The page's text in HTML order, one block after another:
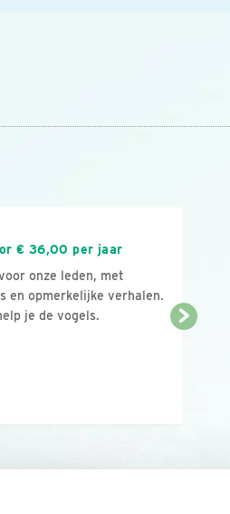
€ 36,00 per jaar
onze leden, met
en opmerkelijke verhalen.
je de vogels.